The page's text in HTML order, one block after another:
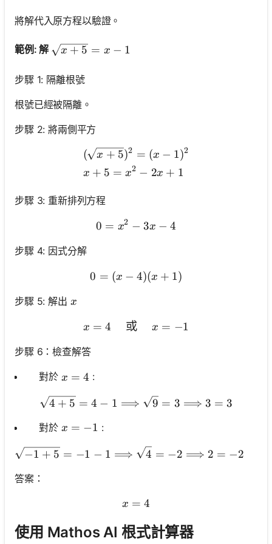
尚
將解代入原方程以驗證。
範例: 解 \sqrt{x+5}=x-1
x + 5 = x − 1
步驟 1: 隔離根號
根號已經被隔離。
步驟 2: 將兩側平方
\begin{aligned} &
( x + 5)2 = (x − 1)2
x + 5 = x2 − 2x + 1
步驟 3: 重新排列方程
0=x^2-3 x-4
0 = x2 − 3x − 4
步驟 4: 因式分解
0=(x-4)(x+1)
0 = (x − 4)(x + 1)
步驟 5: 解出 x
x
x=4 \quad \text { 或 }
x = 4 或 x = −1
步驟 6：檢查解答
\quad
對於 x=4
x = 4 :
\sqrt{4+5}=4-1
4 + 5 = 4 − 1 ⟹ 9 = 3 ⟹ 3 = 3
\quad
對於 x=-1
x = −1 :
\sqrt{-1+5}=-1-1
−1 + 5 = −1 − 1 ⟹ 4 = −2 ⟹ 2 = −2
答案：
x=4
x = 4
使用 Mathos AI 根式計算器